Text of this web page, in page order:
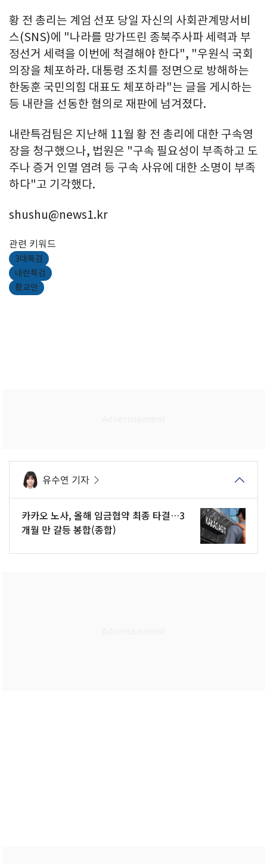
황 전 총리는 계엄 선포 당일 자신의 사회관계망서비
스(SNS)에 "나라를 망가뜨린 종북주사파 세력과 부
정선거 세력을 이번에 척결해야 한다", "우원식 국회
의장을 체포하라. 대통령 조치를 정면으로 방해하는
한동훈 국민의힘 대표도 체포하라"는 글을 게시하는
등 내란을 선동한 혐의로 재판에 넘겨졌다.
내란특검팀은 지난해 11월 황 전 총리에 대한 구속영
장을 청구했으나, 법원은 "구속 필요성이 부족하고 도
주나 증거 인멸 염려 등 구속 사유에 대한 소명이 부족
하다"고 기각했다.
shushu@news1.kr
관련 키워드
3대특검
내란특검
황교안
유수연 기자
카카오 노사, 올해 임금협약 최종 타결…3
개월 만 갈등 봉합(종합)